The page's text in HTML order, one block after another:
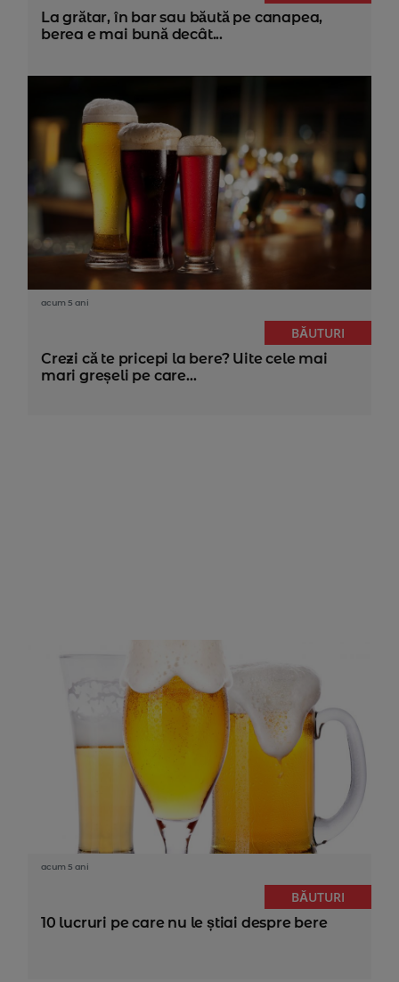
La grătar, în bar sau băută pe canapea,
berea e mai bună decât...
acum 5 ani
BĂUTURI
Crezi că te pricepi la bere? Uite cele mai
mari greșeli pe care...
acum 5 ani
BĂUTURI
10 lucruri pe care nu le știai despre bere